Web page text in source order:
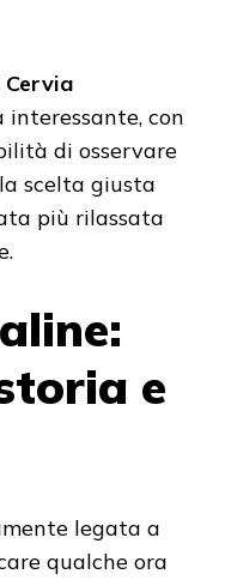
con
di osservare
scelta giusta
più rilassata
e
legata a
qualche ora